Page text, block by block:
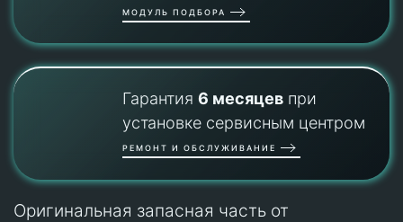
МОДУЛЬ ПОДБОРА
Гарантия 6 месяцевпри
установке сервисным центром
РЕМОНТ И ОБСЛУЖИВАНИЕ
Оригинальная запасная часть от